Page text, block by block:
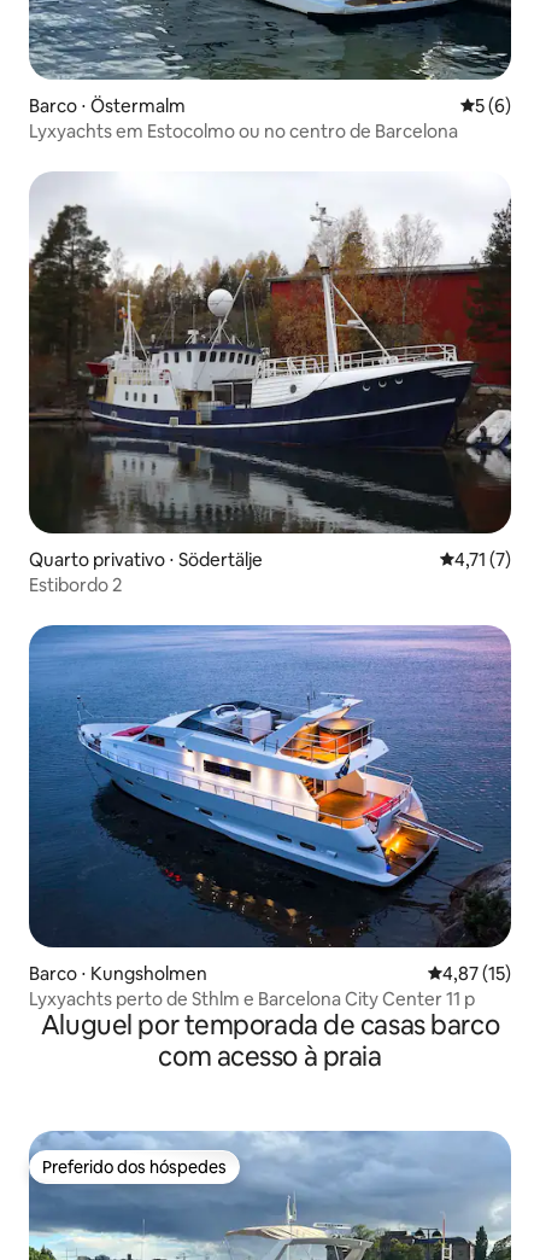
Barco ⋅ Östermalm 5 de
5 (6)
Lyxyachts em Estocolmo ou no centro de Barcelona
Quarto privativo ⋅ Södertälje 4,71 de
4,71 (7)
Estibordo 2
Barco ⋅ Kungsholmen 4,87 de uma
4,87 (15)
Lyxyachts perto de Sthlm e Barcelona City Center 11 p
Aluguel por temporada de casas barco
com acesso à praia
Preferido dos hóspedes
Preferido dos hóspedes